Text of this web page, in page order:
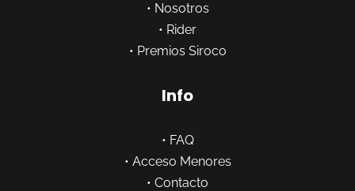
• Nosotros
• Rider
• Premios Siroco
Info
• FAQ
• Acceso Menores
• Contacto